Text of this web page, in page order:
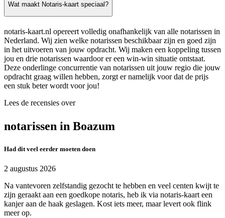
Wat maakt Notaris-kaart speciaal?
notaris-kaart.nl opereert volledig onafhankelijk van alle notarissen in
Nederland. Wij zien welke notarissen beschikbaar zijn en goed zijn
in het uitvoeren van jouw opdracht. Wij maken een koppeling tussen
jou en drie notarissen waardoor er een win-win situatie ontstaat.
Deze onderlinge concurrentie van notarissen uit jouw regio die jouw
opdracht graag willen hebben, zorgt er namelijk voor dat de prijs
een stuk beter wordt voor jou!
Lees de recensies over
notarissen in Boazum
Had dit veel eerder moeten doen
2 augustus 2026
Na vantevoren zelfstandig gezocht te hebben en veel centen kwijt te
zijn geraakt aan een goedkope notaris, heb ik via notaris-kaart een
kanjer aan de haak geslagen. Kost iets meer, maar levert ook flink
meer op.